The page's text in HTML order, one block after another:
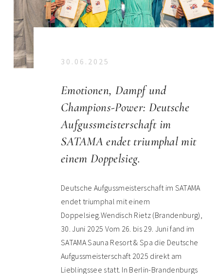
30.06.2025
Emotionen, Dampf und
Champions-Power: Deutsche
Aufgussmeisterschaft im
SATAMA endet triumphal mit
einem Doppelsieg.
Deutsche Aufgussmeisterschaft im SATAMA
endet triumphal mit einem
Doppelsieg.Wendisch Rietz (Brandenburg),
30. Juni 2025 Vom 26. bis 29. Juni fand im
SATAMA Sauna Resort & Spa die Deutsche
Aufgussmeisterschaft 2025 direkt am
Lieblingssee statt. In Berlin-Brandenburgs